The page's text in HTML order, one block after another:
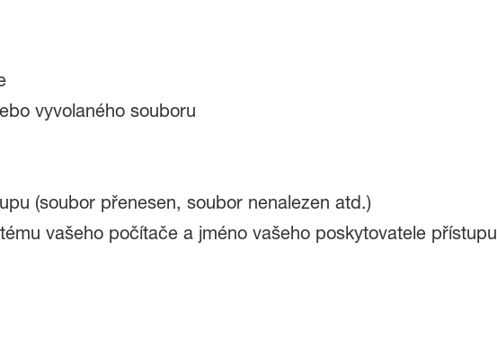
vyvolaného souboru
(soubor přenesen, soubor nenalezen atd.)
vašeho počítače a jméno vašeho poskytovatele přístupu